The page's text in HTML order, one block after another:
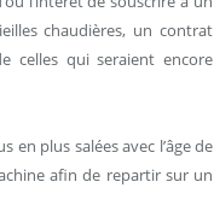
chaudières, un contrat
celles qui seraient encore
plus salées avec l’âge de
afin de repartir sur un